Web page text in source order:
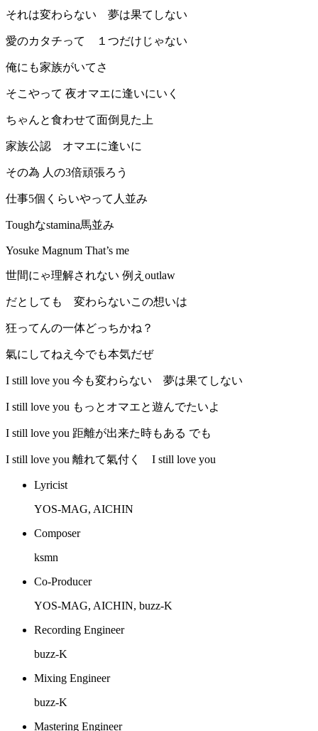
それは変わらない 夢は果てしない
愛のカタチって １つだけじゃない
俺にも家族がいてさ
そこやって 夜オマエに逢いにいく
ちゃんと食わせて面倒見た上
家族公認 オマエに逢いに
その為 人の3倍頑張ろう
仕事5個くらいやって人並み
Toughなstamina馬並み
Yosuke Magnum That’s me
世間にゃ理解されない 例えoutlaw
だとしても 変わらないこの想いは
狂ってんの一体どっちかね？
氣にしてねえ今でも本気だぜ
I still love you 今も変わらない 夢は果てしない
I still love you もっとオマエと遊んでたいよ
I still love you 距離が出来た時もある でも
I still love you 離れて氣付く I still love you
Lyricist
YOS-MAG, AICHIN
Composer
ksmn
Co-Producer
YOS-MAG, AICHIN, buzz-K
Recording Engineer
buzz-K
Mixing Engineer
buzz-K
Mastering Engineer